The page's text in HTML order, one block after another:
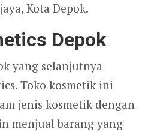
Kota Depok.
Depok
yang selanjutnya
Toko kosmetik ini
jenis kosmetik dengan
menjual barang yang